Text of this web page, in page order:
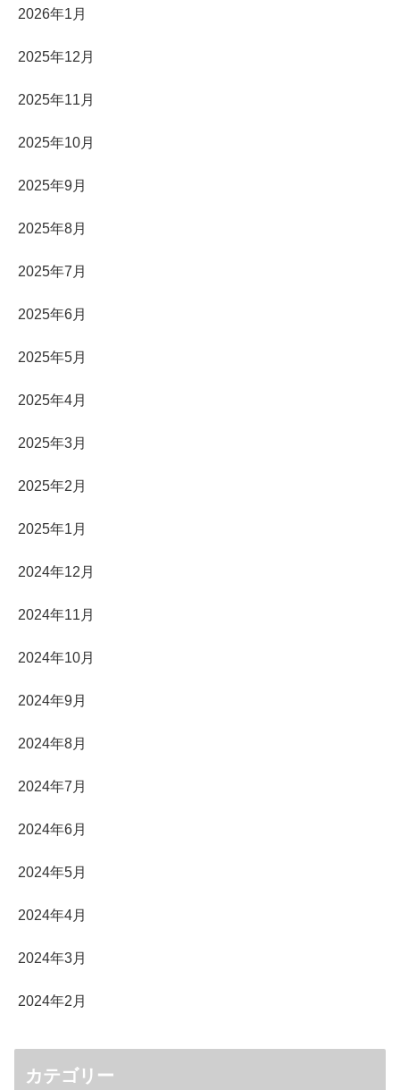
2026年1月
2025年12月
2025年11月
2025年10月
2025年9月
2025年8月
2025年7月
2025年6月
2025年5月
2025年4月
2025年3月
2025年2月
2025年1月
2024年12月
2024年11月
2024年10月
2024年9月
2024年8月
2024年7月
2024年6月
2024年5月
2024年4月
2024年3月
2024年2月
カテゴリー